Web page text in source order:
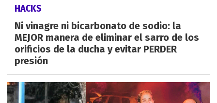
HACKS
Ni vinagre ni bicarbonato de sodio: la
MEJOR manera de eliminar el sarro de los
orificios de la ducha y evitar PERDER
presión